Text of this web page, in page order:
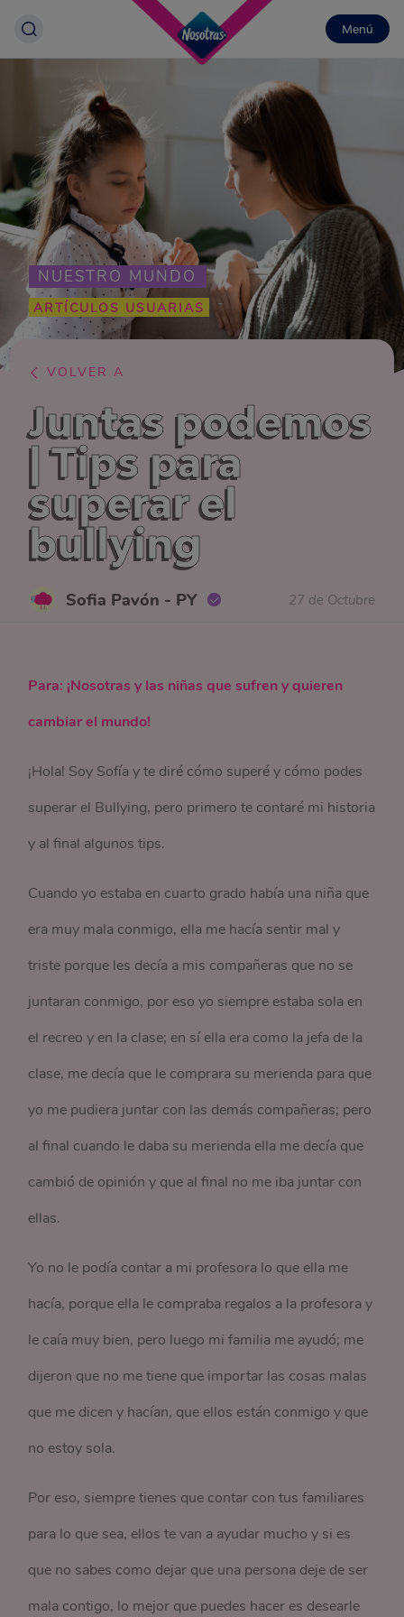
Menú
NUESTRO MUNDO
ARTÍCULOS USUARIAS
VOLVER A
Juntas podemos
| Tips para
superar el
bullying
Sofia Pavón - PY 27 de Octubre
Para: ¡Nosotras y las niñas que sufren y quieren
cambiar el mundo!
¡Hola! Soy Sofía y te diré cómo superé y cómo podes
superar el Bullying, pero primero te contaré mi historia
y al final algunos tips.
Cuando yo estaba en cuarto grado había una niña que
era muy mala conmigo, ella me hacía sentir mal y
triste porque les decía a mis compañeras que no se
juntaran conmigo, por eso yo siempre estaba sola en
el recreo y en la clase; en sí ella era como la jefa de la
clase, me decía que le comprara su merienda para que
yo me pudiera juntar con las demás compañeras; pero
al final cuando le daba su merienda ella me decía que
cambió de opinión y que al final no me iba juntar con
ellas.
Yo no le podía contar a mi profesora lo que ella me
hacía, porque ella le compraba regalos a la profesora y
le caía muy bien, pero luego mi familia me ayudó; me
dijeron que no me tiene que importar las cosas malas
que me dicen y hacían, que ellos están conmigo y que
no estoy sola.
Por eso, siempre tienes que contar con tus familiares
para lo que sea, ellos te van a ayudar mucho y si es
que no sabes como dejar que una persona deje de ser
mala contigo, lo mejor que puedes hacer es desearle